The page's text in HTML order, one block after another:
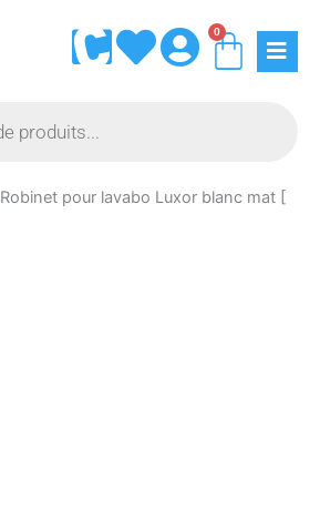
0
Robinet pour lavabo Luxor blanc mat [